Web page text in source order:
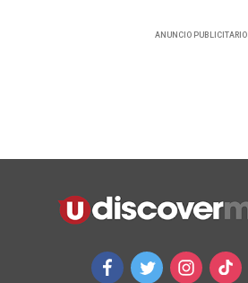
ANUNCIO PUBLICITARIO